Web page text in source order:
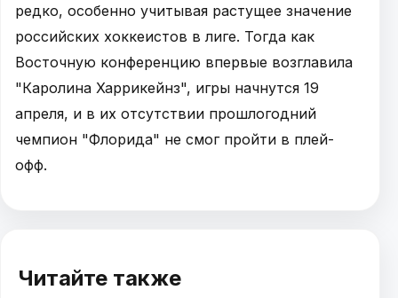
редко, особенно учитывая растущее значение
российских хоккеистов в лиге. Тогда как
Восточную конференцию впервые возглавила
"Каролина Харрикейнз", игры начнутся 19
апреля, и в их отсутствии прошлогодний
чемпион "Флорида" не смог пройти в плей-
офф.
Читайте также